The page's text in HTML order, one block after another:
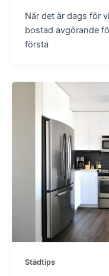
När det är dags för
bostad avgörande
första
Städtips